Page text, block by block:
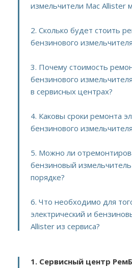
измельчители Mac Allister
2. Сколько будет стоить
бензинового
3. Почему стоимость
бензинового
в сервисных центрах?
4. Каковы сроки ремонта
бензинового
5. Можно ли
бензиновый
порядке?
6. Что необходимо для
электрический и
Allister из сервиса?
1. Сервисный центр